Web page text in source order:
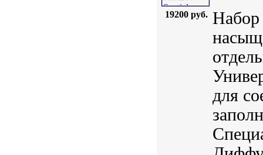
19200 руб. Набор
для